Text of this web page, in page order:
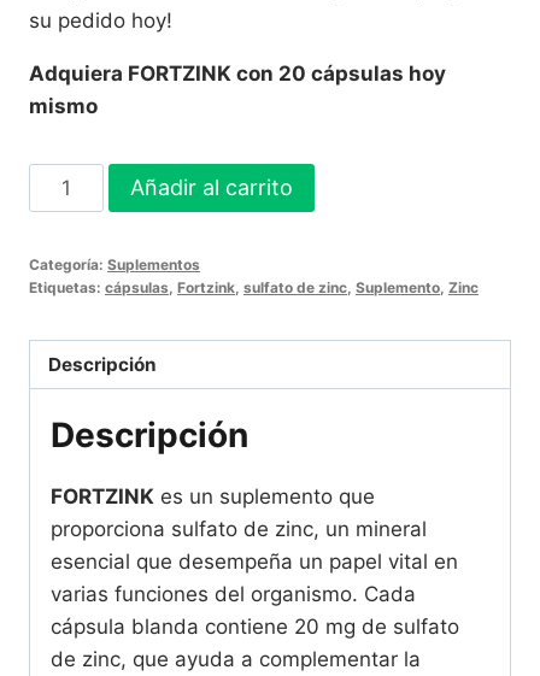
su pedido hoy!
Adquiera FORTZINK con 20 cápsulas hoy
mismo
FORTZINK
Cápsula
20
-
20
cantidad
Añadir al carrito
Categoría: Suplementos
Etiquetas: cápsulas Fortzink sulfato de zinc Suplemento Zinc
Descripción
Descripción
FORTZINK es un suplemento que
proporciona sulfato de zinc, un mineral
esencial que desempeña un papel vital en
varias funciones del organismo. Cada
cápsula blanda contiene 20 mg de sulfato
de zinc, que ayuda a complementar la